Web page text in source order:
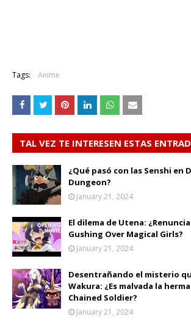
Tags: Anime
TAL VEZ TE INTERESEN ESTAS
¿Qué pasó con las Senshi en
Dungeon?
January 21, 2024
El dilema de Utena:
Gushing Over Magical Girls?
January 21, 2024
Desentrañando el misterio
Wakura: ¿Es malvada la
Chained Soldier?
January 21, 2024